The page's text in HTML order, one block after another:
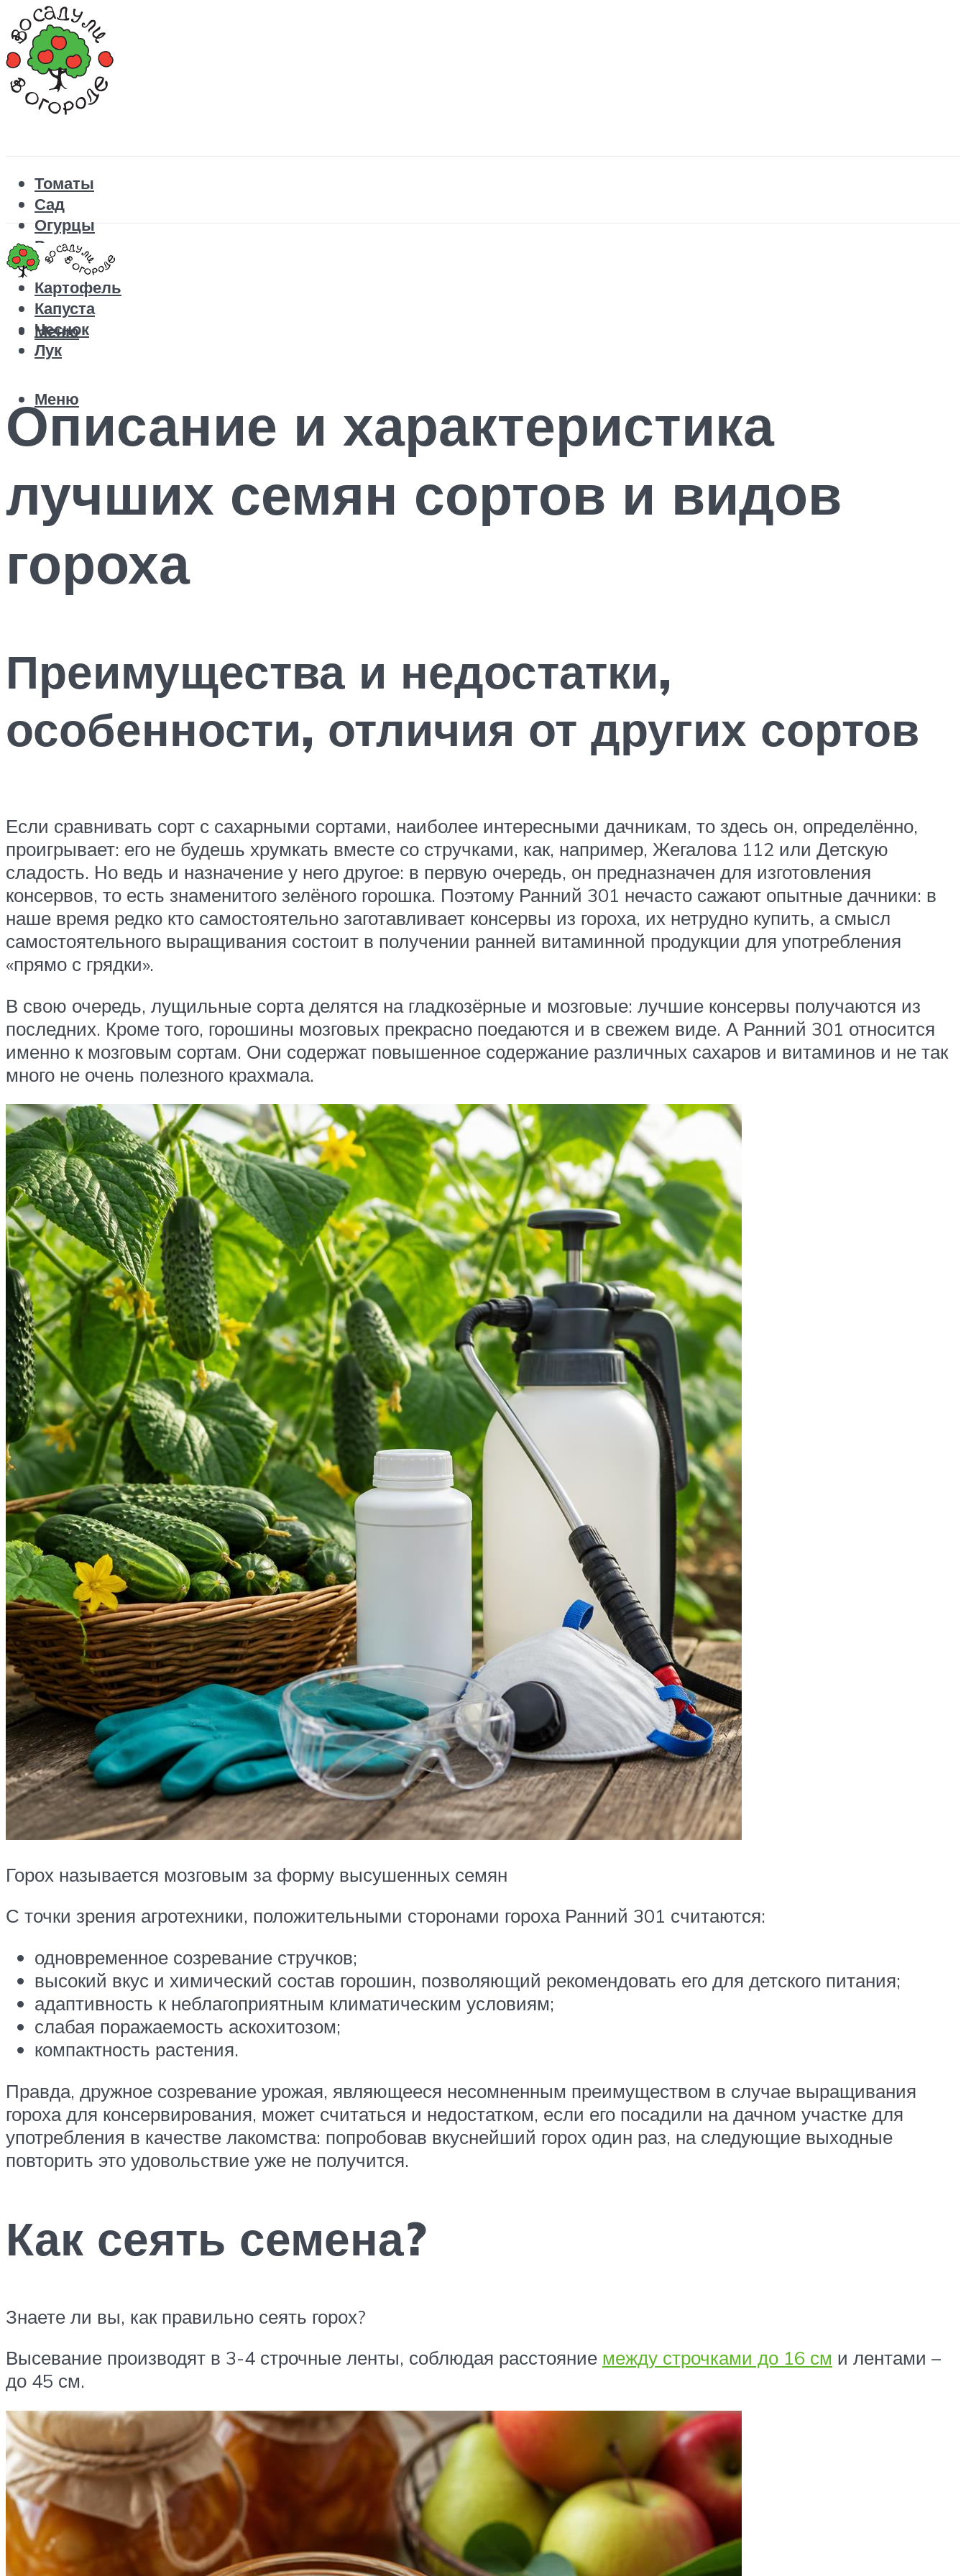
Томаты
Сад
Огурцы
Рецепты
Перец
Картофель
Капуста
Чеснок
Лук
Меню
Меню
Описание и характеристика
лучших семян сортов и видов
гороха
Преимущества и недостатки,
особенности, отличия от других сортов
Если сравнивать сорт с сахарными сортами, наиболее интересными дачникам, то здесь он, определённо,
проигрывает: его не будешь хрумкать вместе со стручками, как, например, Жегалова 112 или Детскую
сладость. Но ведь и назначение у него другое: в первую очередь, он предназначен для изготовления
консервов, то есть знаменитого зелёного горошка. Поэтому Ранний 301 нечасто сажают опытные дачники: в
наше время редко кто самостоятельно заготавливает консервы из гороха, их нетрудно купить, а смысл
самостоятельного выращивания состоит в получении ранней витаминной продукции для употребления
«прямо с грядки».
В свою очередь, лущильные сорта делятся на гладкозёрные и мозговые: лучшие консервы получаются из
последних. Кроме того, горошины мозговых прекрасно поедаются и в свежем виде. А Ранний 301 относится
именно к мозговым сортам. Они содержат повышенное содержание различных сахаров и витаминов и не так
много не очень полезного крахмала.
Горох называется мозговым за форму высушенных семян
С точки зрения агротехники, положительными сторонами гороха Ранний 301 считаются:
одновременное созревание стручков;
высокий вкус и химический состав горошин, позволяющий рекомендовать его для детского питания;
адаптивность к неблагоприятным климатическим условиям;
слабая поражаемость аскохитозом;
компактность растения.
Правда, дружное созревание урожая, являющееся несомненным преимуществом в случае выращивания
гороха для консервирования, может считаться и недостатком, если его посадили на дачном участке для
употребления в качестве лакомства: попробовав вкуснейший горох один раз, на следующие выходные
повторить это удовольствие уже не получится.
Как сеять семена?
Знаете ли вы, как правильно сеять горох?
Высевание производят в 3-4 строчные ленты, соблюдая расстояние между строчками до 16 см и лентами –
до 45 см.